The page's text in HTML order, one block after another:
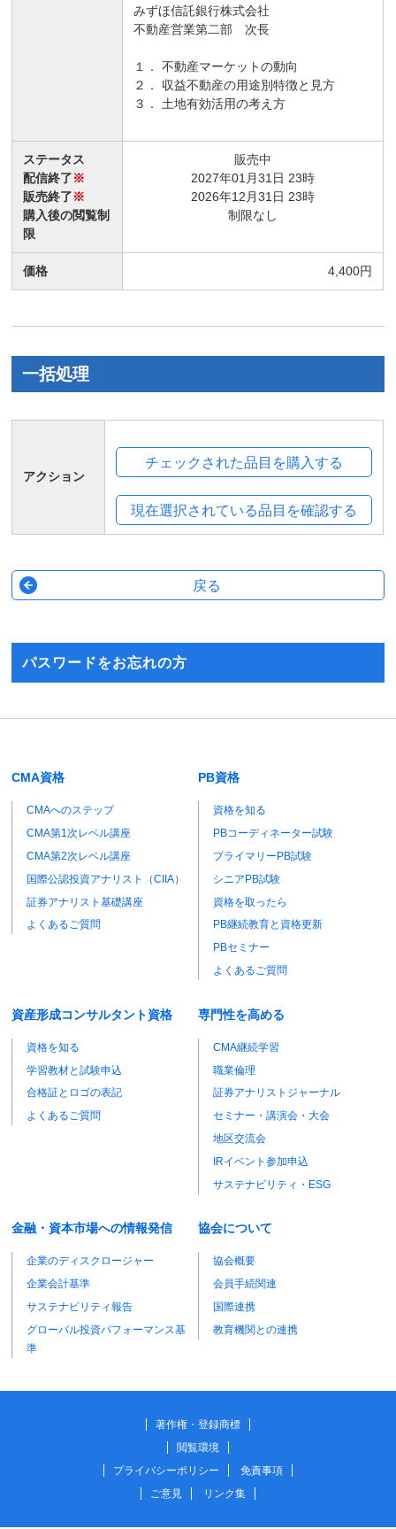
みずほ信託銀行株式会社
不動産営業第二部 次長
１． 不動産マーケットの動向
２． 収益不動産の用途別特徴と見方
３． 土地有効活用の考え方
ステータス
配信終了※
販売終了※
購入後の閲覧制
限
販売中
2027年01月31日 23時
2026年12月31日 23時
制限なし
価格 4,400円
一括処理
アクション
パスワードをお忘れの方
CMA資格
CMAへのステップ
CMA第1次レベル講座
CMA第2次レベル講座
国際公認投資アナリスト（CIIA）
証券アナリスト基礎講座
よくあるご質問
PB資格
資格を知る
PBコーディネーター試験
プライマリーPB試験
シニアPB試験
資格を取ったら
PB継続教育と資格更新
PBセミナー
よくあるご質問
資産形成コンサルタント資格
資格を知る
学習教材と試験申込
合格証とロゴの表記
よくあるご質問
専門性を高める
CMA継続学習
職業倫理
証券アナリストジャーナル
セミナー・講演会・大会
地区交流会
IRイベント参加申込
サステナビリティ・ESG
金融・資本市場への情報発信
企業のディスクロージャー
企業会計基準
サステナビリティ報告
グローバル投資パフォーマンス基
準
協会について
協会概要
会員手続関連
国際連携
教育機関との連携
著作権・登録商標
閲覧環境
プライバシーポリシー
免責事項
ご意見
リンク集